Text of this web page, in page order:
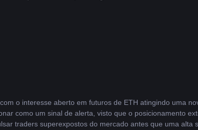
o interesse aberto em futuros de ETH atingindo uma
como um sinal de alerta, visto que o posicionamento
traders superexpostos do mercado antes que uma alta